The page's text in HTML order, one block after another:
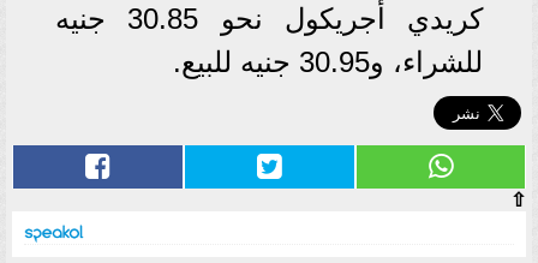
كريدي أجريكول نحو 30.85 جنيه
للشراء، و30.95 جنيه للبيع.
⇧